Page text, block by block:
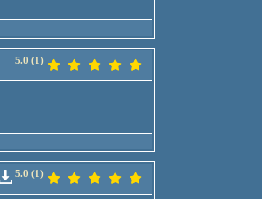
5.0 (1)
5.0 (1)